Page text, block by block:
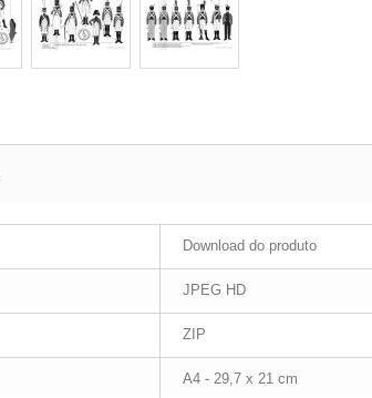
Download do produto
JPEG HD
ZIP
A4 - 29,7 x 21 cm